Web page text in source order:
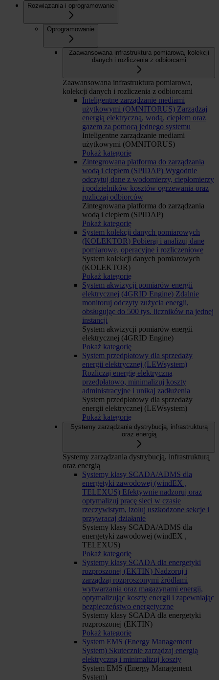
Rozwiązania i oprogramowanie
Oprogramowanie
Zaawansowana infrastruktura pomiarowa, kolekcji
danych i rozliczenia z odbiorcami
Zaawansowana infrastruktura pomiarowa,
kolekcji danych i rozliczenia z odbiorcami
Inteligentne zarządzanie mediami
użytkowymi (OMNITORUS) Zarządzaj
energią elektryczną, wodą, ciepłem oraz
gazem za pomocą jednego systemu
Inteligentne zarządzanie mediami
użytkowymi (OMNITORUS)
Pokaż kategorię
Zintegrowana platforma do zarządzania
wodą i ciepłem (SPIDAP) Wygodnie
odczytuj dane z wodomierzy, ciepłomierzy
i podzielników kosztów ogrzewania oraz
rozliczaj odbiorców
Zintegrowana platforma do zarządzania
wodą i ciepłem (SPIDAP)
Pokaż kategorię
System kolekcji danych pomiarowych
(KOLEKTOR) Pobieraj i analizuj dane
pomiarowe, operacyjne i rozliczeniowe
System kolekcji danych pomiarowych
(KOLEKTOR)
Pokaż kategorię
System akwizycji pomiarów energii
elektrycznej (4GRID Engine) Zdalnie
monitoruj odczyty zużycia energii,
obsługując do 500 tys. liczników na jednej
instancji
System akwizycji pomiarów energii
elektrycznej (4GRID Engine)
Pokaż kategorię
System przedpłatowy dla sprzedaży
energii elektrycznej (LEWsystem)
Rozliczaj energię elektryczną
przedpłatowo, minimalizuj koszty
administracyjne i unikaj zadłużenia
System przedpłatowy dla sprzedaży
energii elektrycznej (LEWsystem)
Pokaż kategorię
Systemy zarządzania dystrybucją, infrastrukturą
oraz energią
Systemy zarządzania dystrybucją, infrastrukturą
oraz energią
Systemy klasy SCADA/ADMS dla
energetyki zawodowej (windEX ,
TELEXUS) Efektywnie nadzoruj oraz
optymalizuj pracę sieci w czasie
rzeczywistym, izoluj uszkodzone sekcje i
przywracaj działanie
Systemy klasy SCADA/ADMS dla
energetyki zawodowej (windEX ,
TELEXUS)
Pokaż kategorię
Systemy klasy SCADA dla energetyki
rozproszonej (EKTIN) Nadzoruj i
zarządzaj rozproszonymi źródłami
wytwarzania oraz magazynami energii,
optymalizując koszty energii i zapewniając
bezpieczeństwo energetyczne
Systemy klasy SCADA dla energetyki
rozproszonej (EKTIN)
Pokaż kategorię
System EMS (Energy Management
System) Skutecznie zarządzaj energią
elektryczną i minimalizuj koszty
System EMS (Energy Management
System)